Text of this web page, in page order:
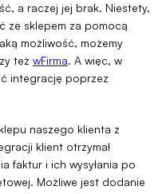
a raczej jej brak. Niestety,
ze sklepem za pomocą
możliwość, możemy
też wFirma. A więc, w
integrację poprzez
naszego klienta z
klient otrzymał
faktur i ich wysyłania po
Możliwe jest dodanie